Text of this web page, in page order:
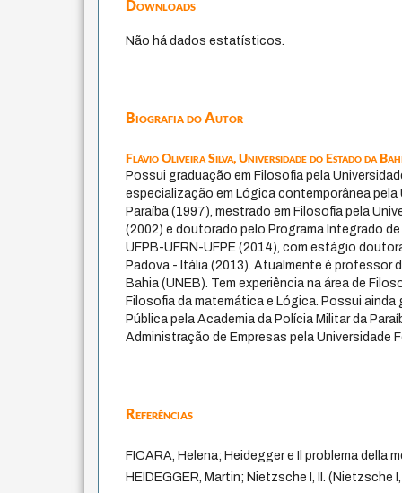
Downloads
Não há dados estatísticos.
Biografia do Autor
Flávio Oliveira Silva,Universidade do Estado da
Possui graduação em Filosofia pela
especialização em Lógica contemporânea pela
Paraíba (1997), mestrado em Filosofia pela
(2002) e doutorado pelo Programa Integrado
UFPB-UFRN-UFPE (2014), com estágio
Padova - Itália (2013). Atualmente é professor
Bahia (UNEB). Tem experiência na área de
Filosofia da matemática e Lógica. Possui ainda
Pública pela Academia da Polícia Militar da
Administração de Empresas pela Universidade
Referências
FICARA, Helena; Heidegger e Il problema della
HEIDEGGER, Martin; Nietzsche I, II. (Nietzsche